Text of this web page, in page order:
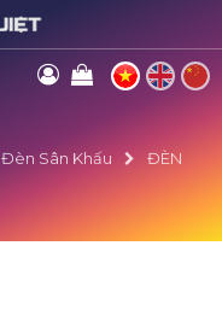
Đèn Sân Khấu
ĐÈN